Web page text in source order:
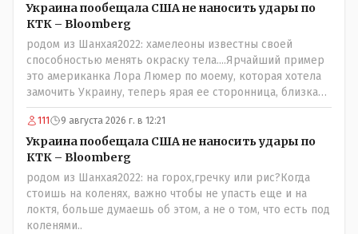
Украина пообещала США не наносить удары по
КТК – Bloomberg
родом из Шанхая2022: хамелеоны известны своей
способностью менять окраску тела....Ярчайший пример
это американка Лора Люмер по моему, которая хотела
замочить Украину, теперь ярая ее сторонница, близкая
к Трампу. Ну и западные страны тем более, которые
предоставляли Зеленскому убежище, чтоб он бежал и
которые развернулись потом на 180 или 360 градусов,
посмотрев на того, как он не сдался, но ты же там сам
живешь и многое знаешь о тех, на кого работаешь.. Это
просто прагматизм и ничего личного. Победим мы, они
встанут под нас и наоборот и все это понимают..
111 9 августа 2026 г. в 12:21
Украина пообещала США не наносить удары по
КТК – Bloomberg
родом из Шанхая2022: на горох,гречку или рис?Когда
стоишь на коленях, важно чтобы не упасть еще и на
локтя, больше думаешь об этом, а не о том, что есть под
коленями..